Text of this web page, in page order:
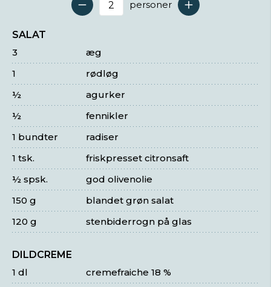
Antal serveringer
personer
SALAT
æg
3
rødløg
1
agurker
½
fennikler
½
radiser
1 bundter
friskpresset citronsaft
1 tsk.
god olivenolie
½ spsk.
blandet grøn salat
150 g
stenbiderrogn på glas
120 g
DILDCREME
cremefraiche 18 %
1 dl